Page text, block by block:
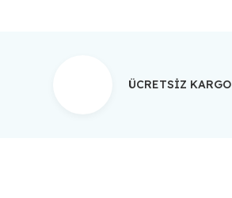
ÜCRETSİZ KARGO